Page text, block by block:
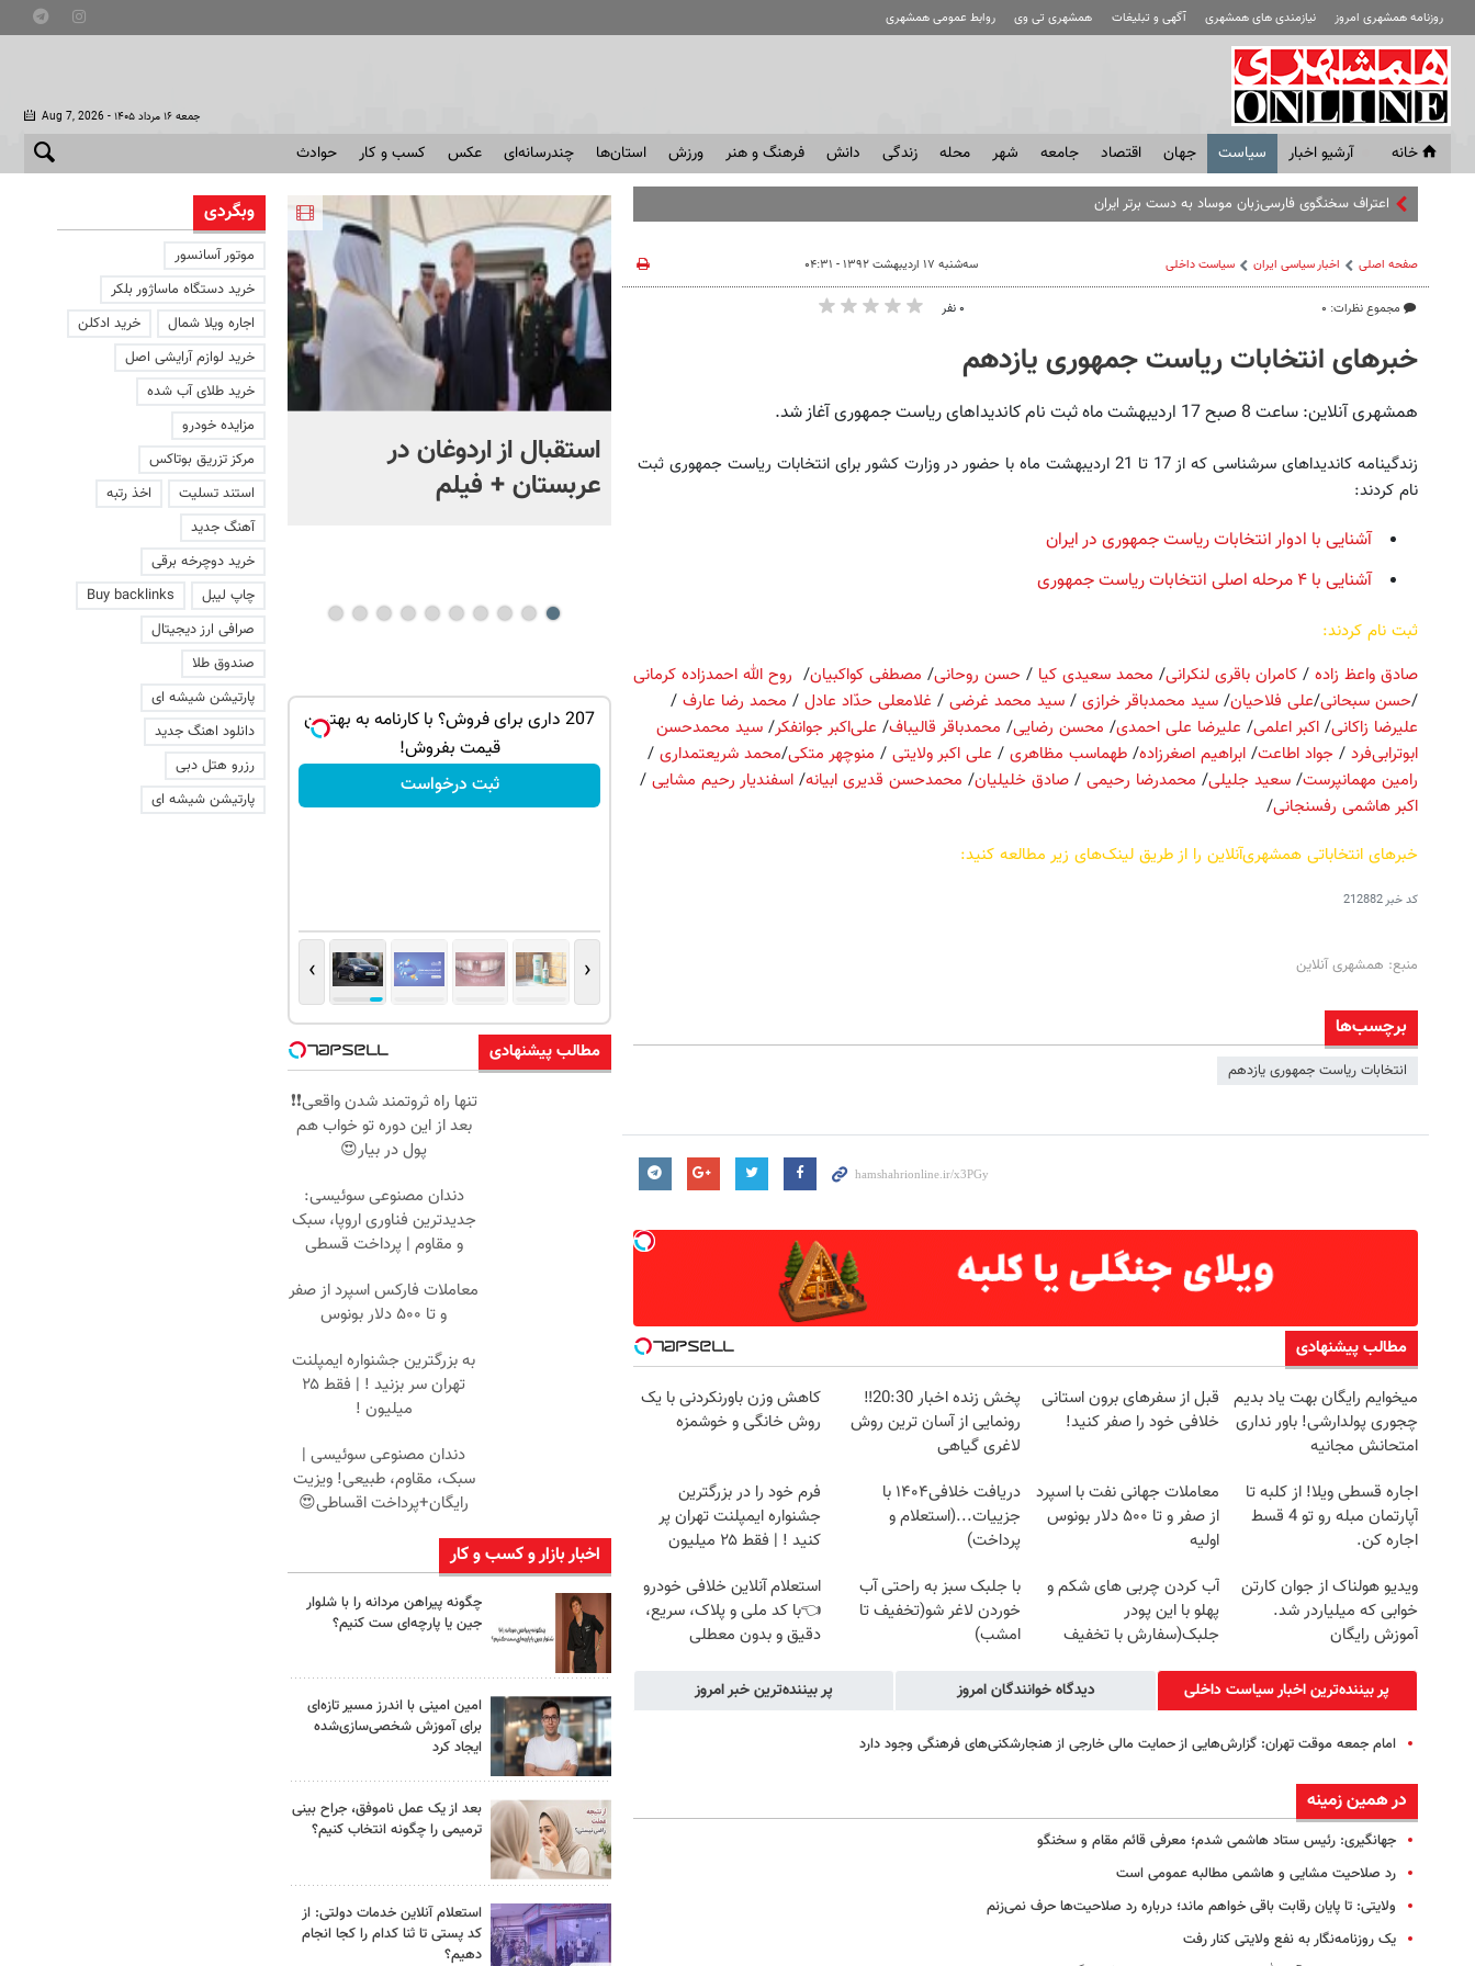
روزنامه همشهری امروز نیازمندی های همشهری آگهی و تبلیغات همشهری تی وی روابط عمومی همشهری
Aug 7, 2026 - جمعه ۱۶ مرداد ۱۴۰۵
خانه آرشیو اخبار سياست جهان اقتصاد جامعه شهر محله زندگی دانش فرهنگ و هنر ورزش استان‌ها چندرسانه‌ای عکس کسب و کار حوادث
اعتراف سخنگوی فارسی‌زبان موساد به دست برتر ایران
صفحه اصلی اخبار سیاسی ایران سیاست داخلی
مجموع نظرات: ۰
سه‌شنبه ۱۷ اردیبهشت ۱۳۹۲ - ۰۴:۳۱
۰ نفر
خبرهای انتخابات ریاست جمهوری یازدهم
همشهری آنلاین: ساعت 8 صبح 17 اردیبهشت ماه ثبت نام کاندیداهای ریاست جمهوری آغاز شد.
زندگینامه کاندیداهای سرشناسی که از 17 تا 21 اردیبهشت ماه با حضور در وزارت کشور برای انتخابات ریاست جمهوری ثبت
نام کردند:
آشنایی با ادوار انتخابات ریاست جمهوری در ایران
آشنایی با ۴ مرحله اصلی انتخابات ریاست جمهوری
ثبت نام کردند:
صادق واعظ زاده / کامران باقری لنکرانی/ محمد سعیدی کیا / حسن روحانی/ مصطفی کواکبیان/ روح الله احمدزاده کرمانی
/حسن سبحانی/علی فلاحیان/ سید محمدباقر خرازی / سید محمد غرضی / غلامعلی حدّاد عادل / محمد رضا عارف /
علیرضا زاکانی/ اکبر اعلمی/ علیرضا علی احمدی/ محسن رضایی/ محمدباقر قالیباف/ علی‌اکبر جوانفکر/ سید محمدحسن
ابوترابی‌فرد / جواد اطاعت/ ابراهیم اصغرزاده/ طهماسب مظاهری / على ‌اکبر ولایتى / منوچهر متکی/محمد شریعتمداری /
رامین مهمانپرست/ سعید جلیلی/ محمدرضا رحیمی / صادق خلیلیان/ محمدحسن قدیری ابیانه/ اسفندیار رحیم مشایی /
اکبر هاشمی رفسنجانی/
خبرهای انتخاباتی همشهری‌آنلاین را از طریق لینک‌های زیر مطالعه کنید:
کد خبر212882
منبع: همشهری آنلاین
برچسب‌ها
انتخابات ریاست جمهوری یازدهم
مطالب پیشنهادی
میخوایم رایگان بهت یاد بدیم
چجوری پولدارشی! باور نداری
امتحانش مجانیه
قبل از سفرهای برون استانی
خلافی خود را صفر کنید!
پخش زنده اخبار 20:30‼️
رونمایی از آسان ترین روش
لاغری گیاهی
کاهش وزن باورنکردنی با یک
روش خانگی و خوشمزه
اجاره‌ قسطی ویلا! از کلبه تا
آپارتمان مبله رو تو 4 قسط
اجاره کن.
معاملات جهانی نفت با اسپرد
از صفر و تا ۵۰۰ دلار بونوس
اولیه
دریافت خلافی۱۴۰۴ با
جزییات...(استعلام و
پرداخت)
فرم خود را در بزرگترین
جشنواره ایمپلنت تهران پر
کنید ! | فقط ۲۵ میلیون
ویدیو هولناک از جوان کارتن
خوابی که میلیاردر شد.
آموزش رایگان
آب کردن چربی های شکم و
پهلو با این پودر
جلبک(سفارش با تخفیف
با جلبک سبز به راحتی آب
خوردن لاغر شو(تخفیف تا
امشب)
استعلام آنلاین خلافی خودرو
👈با کد ملی و پلاک، سریع،
دقیق و بدون معطلی
پر بیننده‌ترین اخبار سیاست داخلی دیدگاه خوانندگان امروز پر بیننده‌ترین خبر امروز
امام جمعه موقت تهران: گزارش‌هایی از حمایت مالی خارجی از هنجارشکنی‌های فرهنگی وجود دارد
در همین زمینه
جهانگیری: رئیس ستاد هاشمی شدم؛ معرفی قائم مقام و سخنگو
رد صلاحیت مشایی و هاشمی مطالبه عمومی است
ولایتی: تا پایان رقابت باقی خواهم ماند؛ درباره رد صلاحیت‌ها حرف نمی‌زنم
یک روزنامه‌نگار به نفع ولایتی کنار رفت
«اقتصاد را فدای انتقام نکنید»
؛ واکنش مردم را ببینید
استقبال از اردوغان در
عربستان + فیلم
شادمهر عقیلی قطعه «گل
یاس» را بازخوانی کرد |
پک تقویت موی جلبک توی حمومت
خالیه!45%تخفیف
خرید محصول
به بزرگترین جشنواره ایمپلنت تهران خوش
اومدید! | فقط ۲۵ میلیون !
رزرورایگان نوبت
به جمع بازاریابان بیمه سامان بپیوندید و
درآمد بالا کسب کنید
تکمیل فرم
207 داری برای فروش؟ با کارنامه به بهترین
قیمت بفروش!
ثبت درخواست
‹
›
مطالب پیشنهادی
تنها راه ثروتمند شدن واقعی❗❗
بعد از این دوره تو خواب هم
پول در بیار😍
دندان مصنوعی سوئیسی:
جدیدترین فناوری اروپا، سبک
و مقاوم | پرداخت قسطی
معاملات فارکس اسپرد از صفر
و تا ۵۰۰ دلار بونوس
به بزرگترین جشنواره ایمپلنت
تهران سر بزنید ! | فقط ۲۵
میلیون !
دندان مصنوعی سوئیسی |
سبک، مقاوم، طبیعی! ویزیت
رایگان+پرداخت اقساطی😍
اخبار بازار و کسب و کار
چگونه پیراهن مردانه را با شلوار
جین یا پارچه‌ای ست کنیم؟
امین امینی با اندرز مسیر تازه‌ای
برای آموزش شخصی‌سازی‌شده
ایجاد کرد
بعد از یک عمل ناموفق، جراح بینی
ترمیمی را چگونه انتخاب کنیم؟
استعلام آنلاین خدمات دولتی: از
کد پستی تا ثنا کدام را کجا انجام
دهیم؟
وبگردی
موتور آسانسور
خرید دستگاه ماساژور بلکر
اجاره ویلا شمال
خرید ادکلن
خرید لوازم آرایشی اصل
خرید طلای آب شده
مزایده خودرو
مرکز تزریق بوتاکس
استند تسلیت
اخذ رتبه
آهنگ جدید
خرید دوچرخه برقی
چاپ لیبل
Buy backlinks
صرافی ارز دیجیتال
صندوق طلا
پارتیشن شیشه ای
دانلود اهنگ جدید
رزرو هتل دبی
پارتیشن شیشه ای